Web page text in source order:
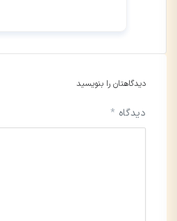
دیدگاهتان را بنویسید
دیدگاه *